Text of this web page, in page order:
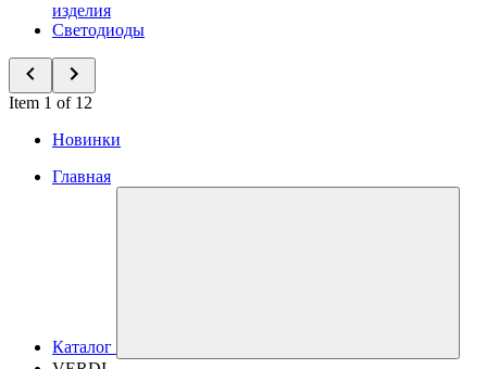
изделия
Светодиоды
Item 1 of 12
Новинки
Главная
Каталог